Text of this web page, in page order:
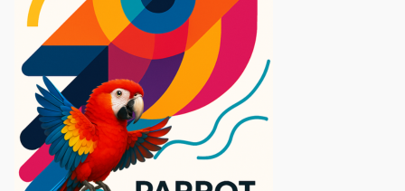
5.0
★
★
★
★